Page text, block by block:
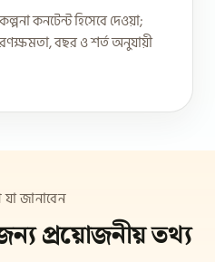
কনটেন্ট হিসেবে দেওয়া;
বছর ও শর্ত অনুযায়ী
জানাবেন
প্রয়োজনীয় তথ্য